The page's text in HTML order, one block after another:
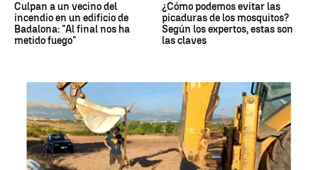
Culpan a un vecino del
incendio en un edificio de
Badalona: "Al final nos ha
metido fuego"
¿Cómo podemos evitar las
picaduras de los mosquitos?
Según los expertos, estas son
las claves